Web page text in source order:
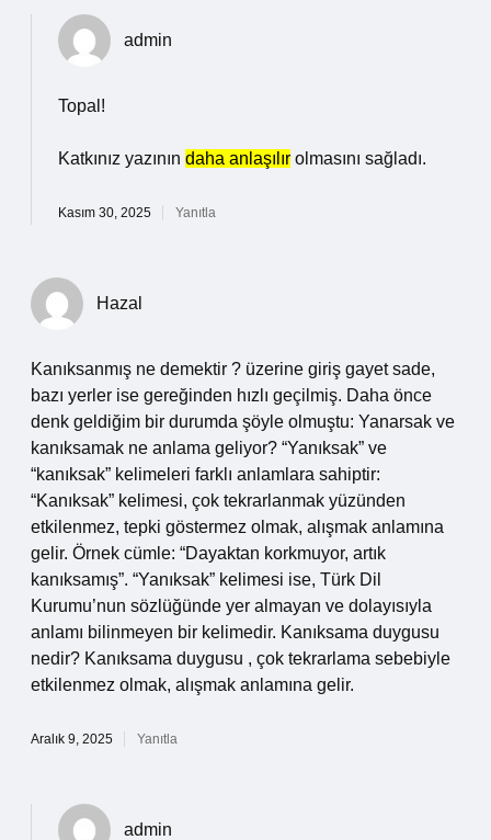
admin
Topal!
Katkınız yazının daha anlaşılır olmasını sağladı.
Kasım 30, 2025 Yanıtla
Hazal
Kanıksanmış ne demektir ? üzerine giriş gayet sade,
bazı yerler ise gereğinden hızlı geçilmiş. Daha önce
denk geldiğim bir durumda şöyle olmuştu: Yanarsak ve
kanıksamak ne anlama geliyor? “Yanıksak” ve
“kanıksak” kelimeleri farklı anlamlara sahiptir:
“Kanıksak” kelimesi, çok tekrarlanmak yüzünden
etkilenmez, tepki göstermez olmak, alışmak anlamına
gelir. Örnek cümle: “Dayaktan korkmuyor, artık
kanıksamış”. “Yanıksak” kelimesi ise, Türk Dil
Kurumu’nun sözlüğünde yer almayan ve dolayısıyla
anlamı bilinmeyen bir kelimedir. Kanıksama duygusu
nedir? Kanıksama duygusu , çok tekrarlama sebebiyle
etkilenmez olmak, alışmak anlamına gelir.
Aralık 9, 2025 Yanıtla
admin